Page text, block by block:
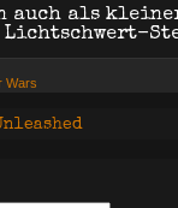
auch als
Lichtschwert-
Wars